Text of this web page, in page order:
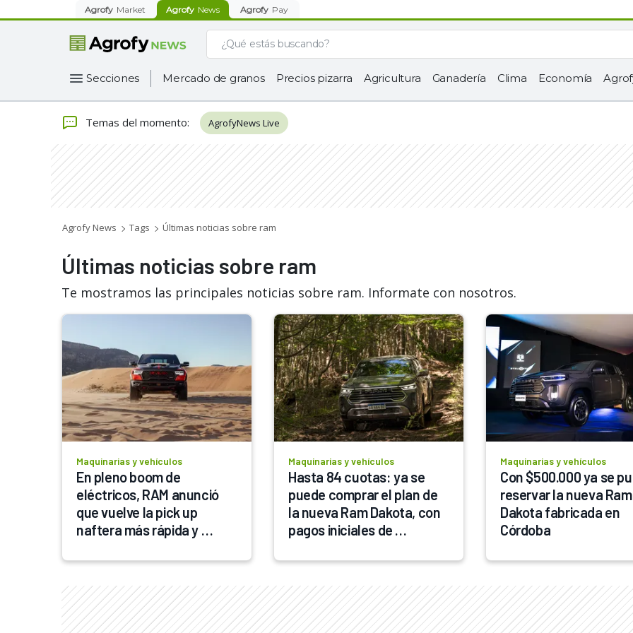
Agrofy Market Agrofy News Agrofy Pay
Secciones Mercado de granos Precios pizarra Agricultura Ganadería Clima Economía
Temas del momento: AgrofyNews Live
Agrofy News Tags Últimas noticias sobre ram
Últimas noticias sobre ram
Te mostramos las principales noticias sobre ram. Informate con nosotros.
Maquinarias y vehículos
En pleno boom de
eléctricos, RAM anunció
que vuelve la pick up
naftera más rápida y
con el legendario V-8 de
6.2 litros sobrealimentado
que entrega 788 CV
Maquinarias y vehículos
Hasta 84 cuotas: ya se
puede comprar el plan de
la nueva Ram Dakota, con
pagos iniciales de
Maquinarias y vehículos
Con $500.000 ya se
reservar la nueva Ram
Dakota fabricada en
Córdoba